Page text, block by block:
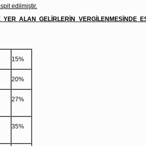
edilmiştir.
ALAN GELİRLERİN VERGİLENMESİNDE
15%
20%
27%
35%